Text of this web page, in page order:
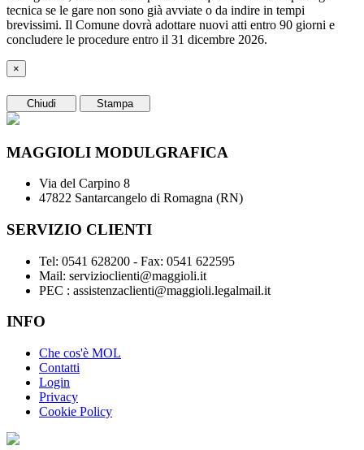
tecnica se le gare non sono già avviate o da indire in tempi
brevissimi. Il Comune dovrà adottare nuovi atti entro 90 giorni e
concludere le procedure entro il 31 dicembre 2026.
×
Chiudi Stampa
MAGGIOLI MODULGRAFICA
Via del Carpino 8
47822 Santarcangelo di Romagna (RN)
SERVIZIO CLIENTI
Tel: 0541 628200 - Fax: 0541 622595
Mail: servizioclienti@maggioli.it
PEC : assistenzaclienti@maggioli.legalmail.it
INFO
Che cos'è MOL
Contatti
Login
Privacy
Cookie Policy